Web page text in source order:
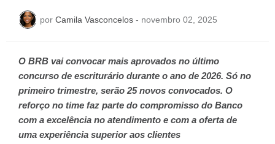
por Camila Vasconcelos - novembro 02, 2025
O BRB vai convocar mais aprovados no último
concurso de escriturário durante o ano de 2026. Só no
primeiro trimestre, serão 25 novos convocados. O
reforço no time faz parte do compromisso do Banco
com a excelência no atendimento e com a oferta de
uma experiência superior aos clientes